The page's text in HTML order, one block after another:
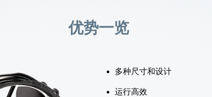
优势一览
多种尺寸和设计
运行高效